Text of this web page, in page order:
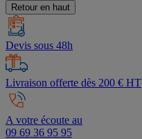
Retour en haut
Devis sous 48h
Livraison offerte dès 200 € HT
A votre écoute au
09 69 36 95 95